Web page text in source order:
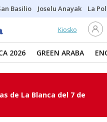
Basilio Joselu Anayak La
Kiosko
2026 GREEN ARABA
de La Blanca del 7 de